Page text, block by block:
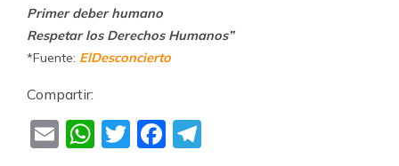
Primer deber humano
Respetar los Derechos Humanos”
*Fuente: ElDesconcierto
Compartir:
EmailWhatsApp
TwitterFacebook